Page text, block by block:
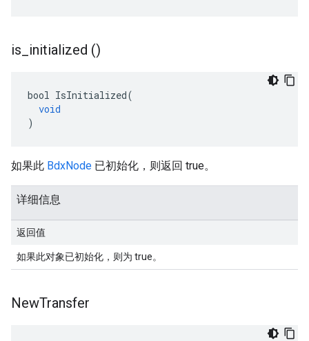
is initialized ()
bool IsInitialized(
void
)
如果此 BdxNode 已初始化，则返回 true。
详细信息
返回值
如果此对象已初始化，则为 true。
NewTransfer